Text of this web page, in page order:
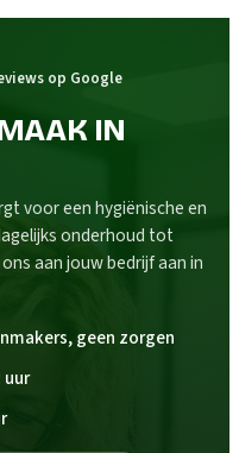
op Google
IN
voor een hygiënische en
onderhoud tot
aan jouw bedrijf aan in
geen zorgen